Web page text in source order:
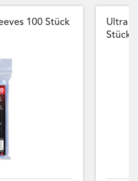
100 Stück
Ultra
Stück